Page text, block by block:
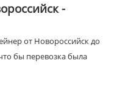
-
от Новороссийск до
бы перевозка была